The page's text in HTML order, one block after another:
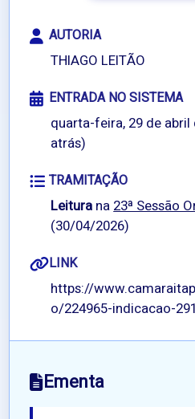
AUTORIA
THIAGO LEITÃO
ENTRADA NO SISTEMA
quarta-feira, 29 de abril
atrás)
TRAMITAÇÃO
Leitura na23ª Sessão
(30/04/2026)
LINK
https://
o/224965-indicacao-
Ementa